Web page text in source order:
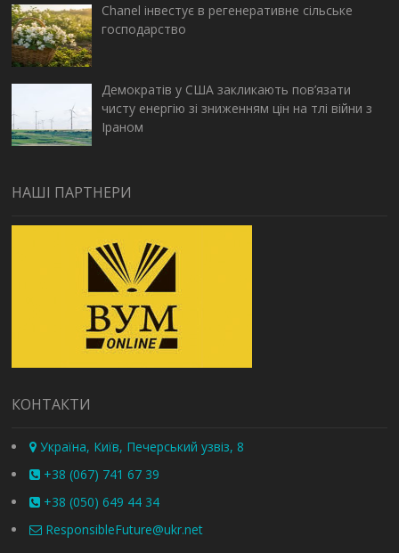
Chanel інвестує в регенеративне сільське
господарство
Демократів у США закликають пов’язати
чисту енергію зі зниженням цін на тлі війни з
Іраном
НАШІ ПАРТНЕРИ
КОНТАКТИ
Україна, Київ, Печерський узвіз, 8
+38 (067) 741 67 39
+38 (050) 649 44 34
ResponsibleFuture@ukr.net